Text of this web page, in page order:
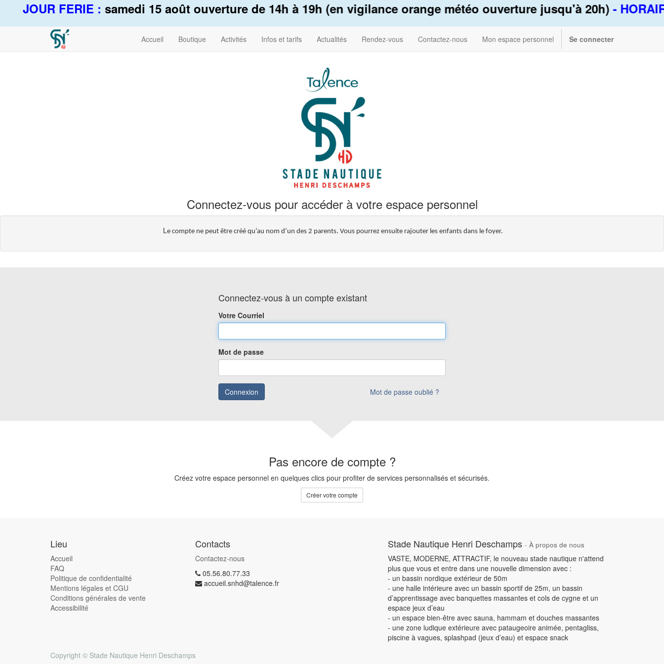
JOUR FERIE : samedi 15 août ouverture de 14h à 19h (en vigilance orange météo ouverture jusqu'à 20h)-
Accueil Boutique Activités Infos et tarifs Actualités Rendez-vous Contactez-nous Mon espace personnel Se connecter
Connectez-vous pour accéder à votre espace personnel
Le compte ne peut être créé qu’au nom d’un des 2 parents. Vous pourrez ensuite rajouter les enfants dans le foyer.
Connectez-vous à un compte existant
Votre Courriel
Mot de passe
Mot de passe oublié ?
Connexion
Pas encore de compte ?
Créez votre espace personnel en quelques clics pour profiter de services personnalisés et sécurisés.
Créer votre compte
Lieu
Accueil
FAQ
Politique de confidentialité
Mentions légales et CGU
Conditions générales de vente
Accessibilité
Contacts
Contactez-nous
05.56.80.77.33
accueil.snhd@talence.fr
Stade Nautique Henri Deschamps - À propos de nous
VASTE, MODERNE, ATTRACTIF, le nouveau stade nautique n'attend
plus que vous et entre dans une nouvelle dimension avec :
- un bassin nordique extérieur de 50m
- une halle intérieure avec un bassin sportif de 25m, un bassin
d’apprentissage avec banquettes massantes et cols de cygne et un
espace jeux d’eau
- un espace bien-être avec sauna, hammam et douches massantes
- une zone ludique extérieure avec pataugeoire animée, pentagliss,
piscine à vagues, splashpad (jeux d’eau) et espace snack
Copyright © Stade Nautique Henri Deschamps